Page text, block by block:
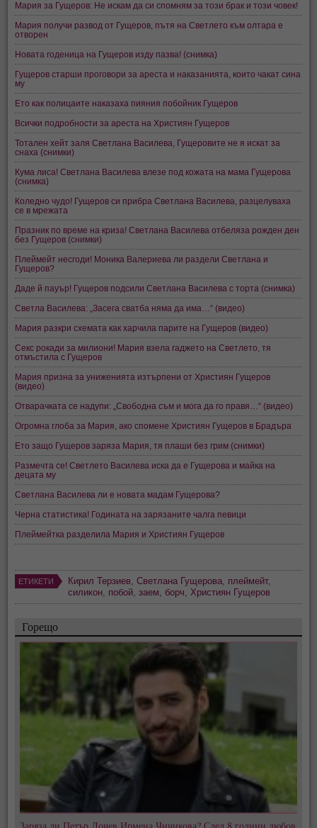
Мария за Гущеров: Не искам да си спомням за този брак и този човек!
Мария получи развод от Гущеров, пътя на Светлето към олтара е
отворен
Новата годеница на Гущеров изду пазва! (снимка)
Гущеров старши проговори за ареста и наказанията, които чакат сина
му
Ето как полицаите наказаха пияния побойник Гущеров
Всички подробности за ареста на Християн Гущеров
Тотален хейт заля Светлана Василева, Гущеровите не я искат за
снаха (снимки)
Кума лиса! Светлана Василева влезе под кожата на мама Гущерова
(снимка)
Коледно чудо! Гущеров си прибра Светлана Василева, разцелуваха
се в мрежата
Празник по време на криза! Светлана Василева отбеляза рожден ден
без Гущеров (снимки)
Плеймейт несгоди! Моника Валериева ли раздели Светлана и
Гущеров?
Даде й пауър! Гущеров подсили Светлана Василева с торта (снимка)
Светла Василева: „Засега сватба няма да има…“ (видео)
Мария разкри схемата как харчила парите на Гущеров (видео)
Секс рокади за милиони! Мария взела гаджето на Светлето, тя
отмъстила с Гущеров
Мария призна за униженията изтърпени от Християн Гущеров
(видео)
Отварачката се надупи: „Свободна съм и мога да го правя…“ (видео)
Огромна глоба за Мария, ако спомене Християн Гущеров в Брадъра
Ето защо Гущеров заряза Мария, тя плаши без грим (снимки)
Размечта се! Светлето Василева иска да е Гущерова и майка на
децата му
Светлана Василева ли е новата мадам Гущерова?
Черна статистика! Годината на зарязаните чалга певици
Плеймейтка разделила Мария и Християн Гущеров
ЕТИКЕТИ Кирил Терзиев,Светлана Гущерова, плеймейт,
силикон, побой,заем, борч,Християн Гущеров
Горещо